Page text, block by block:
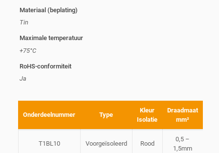
Materiaal (beplating)
Tin
Maximale temperatuur
+75°C
RoHS-conformiteit
Ja
Onderdeelnummer Type
Kleur
Isolatie
Draadmaat
mm²
T1BL10 Voorgeïsoleerd Rood
0,5 –
1,5mm